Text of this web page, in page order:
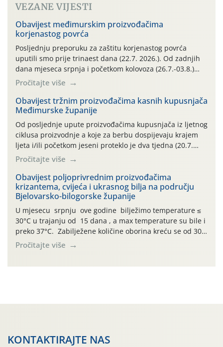
VEZANE VIJESTI
Obavijest međimurskim proizvođačima
korjenastog povrća
Posljednju preporuku za zaštitu korjenastog povrća
uputili smo prije trinaest dana (22.7. 2026.). Od zadnjih
dana mjeseca srpnja i početkom kolovoza (26.7.-03.8.)
traje izuzetno nepovoljno meteorološko razdoblje za rast
i razvoj korjenastog povrća: najviše dnevne temperature
zraka zadnjih su devet dana u rasponu 30,7°-38,0°C!
Drugi ovogodišnji “toplinski udar” naročito je izražen
zadnja četiri dana (31.7.-03.8.), […]
Pročitajte više
Obavijest tržnim proizvođačima kasnih kupusnjača
Međimurske županije
Od posljednje upute proizvođačima kupusnjača iz ljetnog
ciklusa proizvodnje a koje za berbu dospijevaju krajem
ljeta i/ili početkom jeseni proteklo je dva tjedna (20.7.
2026.). Proteklih je tjedan dana (26.7.-02.8.) obilježilo
izuzetno nepovoljno meteorološko razdoblje za rast i
razvoj ljetnih povrtnih kupusnjača: najviše dnevne
temperature zraka zadnjih su sedam dana u rasponu
30,7°-38,0°C! Drugi ovogodišnji […]
Pročitajte više
Obavijest poljoprivrednim proizvođačima
krizantema, cvijeća i ukrasnog bilja na području
Bjelovarsko-bilogorske županije
U mjesecu srpnju ove godine bilježimo temperature ≤
30°C u trajanju od 15 dana , a max temperature su bile i
preko 37°C. Zabilježene količine oborina kreću se od 30
mm do 70 mm ovisno o lokaciji. Visoke temperature
pogoduju razvoju štetnika osobito u plasteničkoj
Pročitajte više
KONTAKTIRAJTE NAS